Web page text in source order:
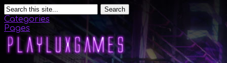
Search
Categories
Pages